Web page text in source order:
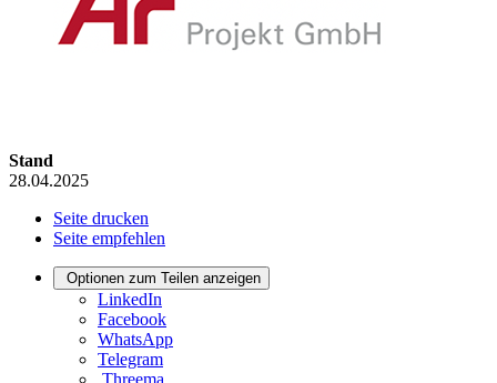
Stand
28.04.2025
Seite drucken
Seite empfehlen
Optionen zum Teilen anzeigen
LinkedIn
Facebook
WhatsApp
Telegram
Threema